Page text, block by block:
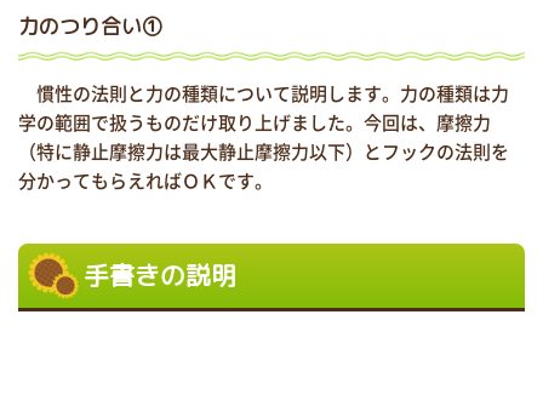
力のつり合い①
慣性の法則と力の種類について説明します。力の種類は力
学の範囲で扱うものだけ取り上げました。今回は、摩擦力
（特に静止摩擦力は最大静止摩擦力以下）とフックの法則を
分かってもらえればＯＫです。
手書きの説明